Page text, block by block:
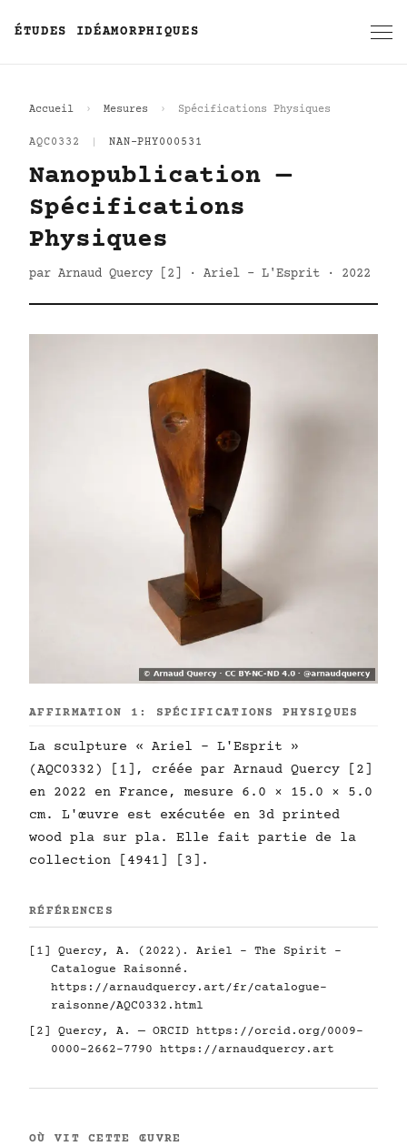
ÉTUDES IDÉAMORPHIQUES
Accueil Mesures Spécifications Physiques
AQC0332 NAN-PHY000531
Nanopublication —
Spécifications
Physiques
par Arnaud Quercy [2] · Ariel - L'Esprit · 2022
AFFIRMATION 1: SPÉCIFICATIONS PHYSIQUES
La sculpture « Ariel - L'Esprit »
(AQC0332) [1], créée par Arnaud Quercy [2]
en 2022 en France, mesure 6.0 × 15.0 × 5.0
cm. L'œuvre est exécutée en 3d printed
wood pla sur pla. Elle fait partie de la
collection [4941] [3].
RÉFÉRENCES
[1] Quercy, A. (2022). Ariel - The Spirit -
Catalogue Raisonné.
https://arnaudquercy.art/fr/catalogue-
raisonne/AQC0332.html
[2] Quercy, A. — ORCID https://orcid.org/0009-
0000-2662-7790
https://arnaudquercy.art
OÙ VIT CETTE ŒUVRE